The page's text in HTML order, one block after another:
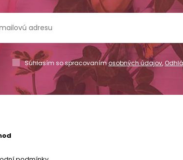
Súhlasím so spracovanímosobných údajov,